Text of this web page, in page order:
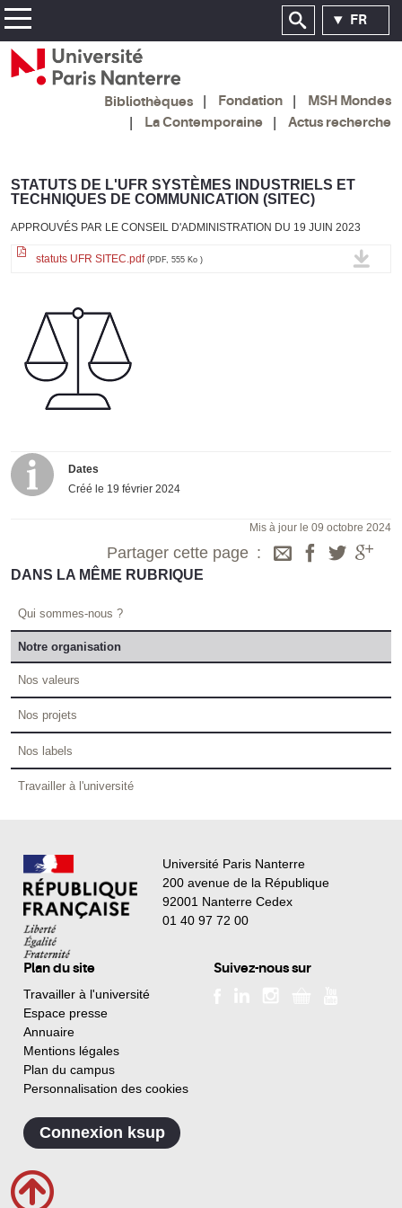
FR
Bibliothèques Fondation
MSH Mondes
La Contemporaine
Actus recherche
STATUTS DE L'UFR SYSTÈMES INDUSTRIELS ET
TECHNIQUES DE COMMUNICATION (SITEC)
APPROUVÉS PAR LE CONSEIL D'ADMINISTRATION DU 19 JUIN 2023
statuts UFR SITEC.pdf (PDF, 555 Ko )
Dates
Créé le 19 février 2024
Mis à jour le 09 octobre 2024
Partager cette page
DANS LA MÊME RUBRIQUE
Qui sommes-nous ?
Notre organisation
Nos valeurs
Nos projets
Nos labels
Travailler à l'université
Université Paris Nanterre
200 avenue de la République
92001 Nanterre Cedex
01 40 97 72 00
Plan du site
Travailler à l'université
Espace presse
Annuaire
Mentions légales
Plan du campus
Personnalisation des cookies
Suivez-nous sur
Connexion ksup